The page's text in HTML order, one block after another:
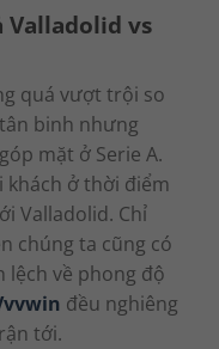
Valladolid vs
quá vượt trội so
binh nhưng
mặt ở Serie A.
khách ở thời điểm
Valladolid. Chỉ
chúng ta cũng có
lệch về phong độ
đều nghiêng
tới.